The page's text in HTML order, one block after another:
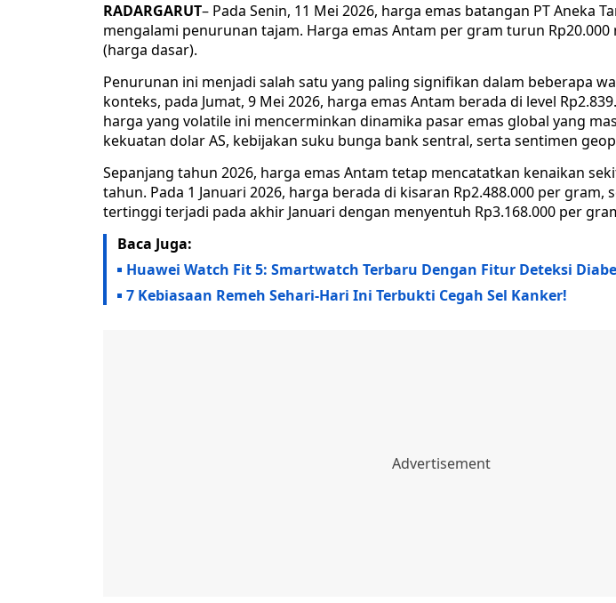
RADARGARUT– Pada Senin, 11 Mei 2026, harga emas batangan PT Aneka
mengalami penurunan tajam. Harga emas Antam per gram turun Rp20.000
(harga dasar).
Penurunan ini menjadi salah satu yang paling signifikan dalam beberapa
konteks, pada Jumat, 9 Mei 2026, harga emas Antam berada di level
harga yang volatile ini mencerminkan dinamika pasar emas global yang
kekuatan dolar AS, kebijakan suku bunga bank sentral, serta sentimen
Sepanjang tahun 2026, harga emas Antam tetap mencatatkan kenaikan
tahun. Pada 1 Januari 2026, harga berada di kisaran Rp2.488.000 per gram,
tertinggi terjadi pada akhir Januari dengan menyentuh Rp3.168.000 per
Baca Juga:
Huawei Watch Fit 5: Smartwatch Terbaru Dengan Fitur Deteksi
7 Kebiasaan Remeh Sehari-Hari Ini Terbukti Cegah Sel Kanker!